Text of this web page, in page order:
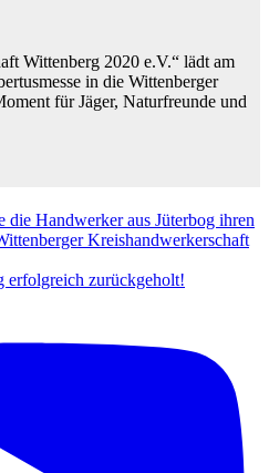
Wittenberg 2020 e.V.“ lädt am
in die Wittenberger
für Jäger, Naturfreunde und
erfolgreich zurückgeholt!